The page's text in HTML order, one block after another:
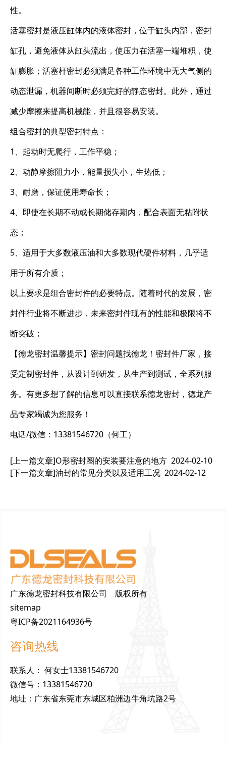
性。
活塞密封是液压缸体内的液体密封，位于缸头内部，密封
缸孔，避免液体从缸头流出，使压力在活塞一端堆积，使
缸膨胀；活塞杆密封必须满足各种工作环境中无大气侧的
动态泄漏，机器间断时必须完好的静态密封。此外，通过
减少摩擦来提高机械能，并且很容易安装。
组合密封的典型密封特点：
1、起动时无爬行，工作平稳；
2、动静摩擦阻力小，能量损失小，生热低；
3、耐磨，保证使用寿命长；
4、即使在长期不动或长期储存期内，配合表面无粘附状
态；
5、适用于大多数液压油和大多数现代硬件材料，几乎适
用于所有介质；
以上要求是组合密封件的必要特点。随着时代的发展，密
封件行业将不断进步，未来密封件现有的性能和极限将不
断突破；
【德龙密封温馨提示】密封问题找德龙！密封件厂家，接
受定制密封件，从设计到研发，从生产到测试，全系列服
务。有更多想了解的信息可以直接联系德龙密封，德龙产
品专家竭诚为您服务！
电话/微信：13381546720（何工）
[上一篇文章]O形密封圈的安装要注意的地方 2024-02-10
[下一篇文章]油封的常见分类以及适用工况 2024-02-12
广东德龙密封科技有限公司 版权所有
sitemap
粤ICP备2021164936号
咨询热线
联系人 ： 何女士13381546720
微信号 ： 13381546720
地址 ： 广东省东莞市东城区柏洲边牛角坑路2号